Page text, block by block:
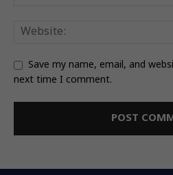
Save my name, email, and
next time I comment.